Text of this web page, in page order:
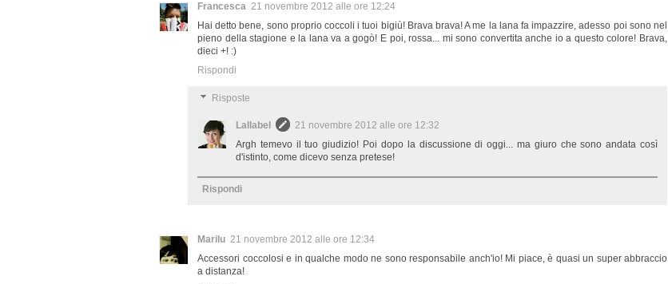
Francesca 21 novembre 2012 alle ore 12:24
Hai detto bene, sono proprio coccoli i tuoi bigiù! Brava brava! A me la lana fa impazzire, adesso poi sono nel
pieno della stagione e la lana va a gogò! E poi, rossa... mi sono convertita anche io a questo colore! Brava,
dieci +! :)
Rispondi
Risposte
Lallabel
21 novembre 2012 alle ore 12:32
Argh temevo il tuo giudizio! Poi dopo la discussione di oggi... ma giuro che sono andata così
d'istinto, come dicevo senza pretese!
Rispondi
Marilu 21 novembre 2012 alle ore 12:34
Accessori coccolosi e in qualche modo ne sono responsabile anch'io! Mi piace, è quasi un super abbraccio
a distanza!